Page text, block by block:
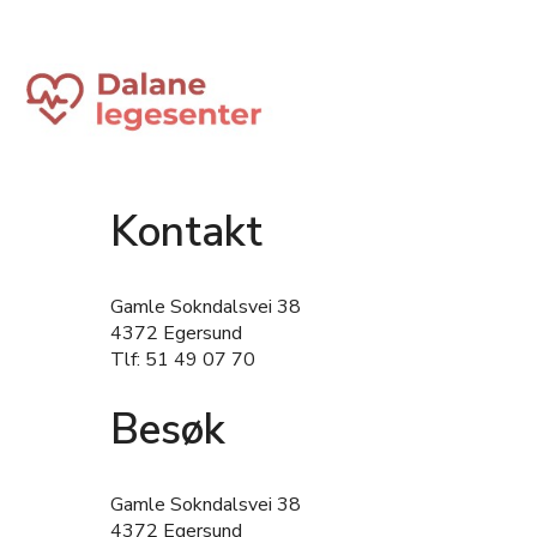
Kontakt
Gamle Sokndalsvei 38
4372 Egersund
Tlf: 51 49 07 70
Besøk
Gamle Sokndalsvei 38
4372 Egersund